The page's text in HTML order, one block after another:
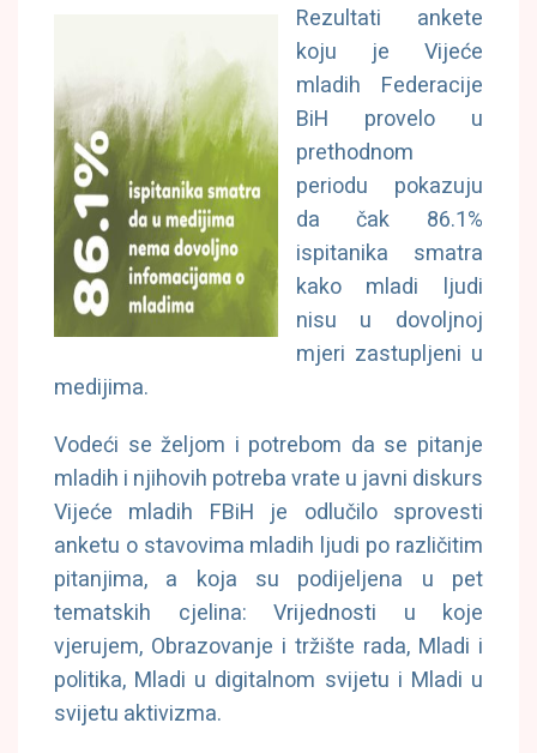
Rezultati ankete
koju je Vijeće
mladih Federacije
BiH provelo u
prethodnom
periodu pokazuju
da čak 86.1%
ispitanika smatra
kako mladi ljudi
nisu u dovoljnoj
mjeri zastupljeni u
medijima.
Vodeći se željom i potrebom da se pitanje
mladih i njihovih potreba vrate u javni diskurs
Vijeće mladih FBiH je odlučilo sprovesti
anketu o stavovima mladih ljudi po različitim
pitanjima, a koja su podijeljena u pet
tematskih cjelina: Vrijednosti u koje
vjerujem, Obrazovanje i tržište rada, Mladi i
politika, Mladi u digitalnom svijetu i Mladi u
svijetu aktivizma.